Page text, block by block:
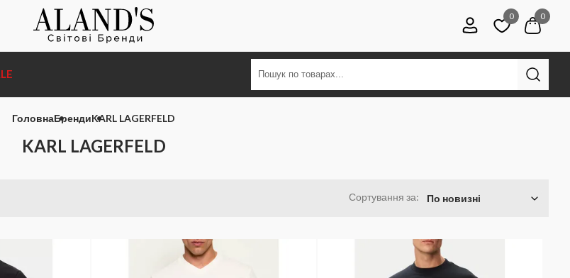
0 0
ГоловнаБрендиKARL LAGERFELD
KARL LAGERFELD
Сортування за: По новизні